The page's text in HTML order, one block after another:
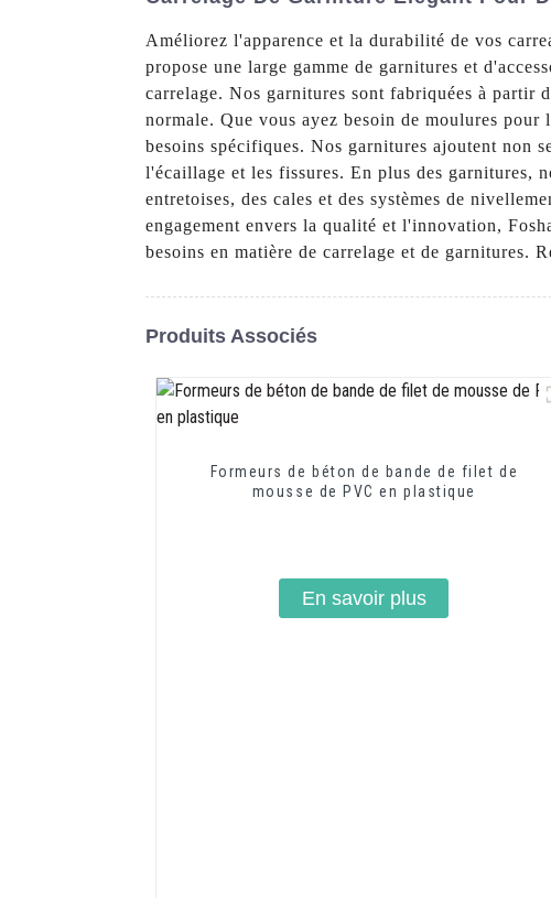
Améliorez l'apparence et la durabilité de vos
propose une large gamme de garnitures et
carrelage. Nos garnitures sont fabriquées à partir
normale. Que vous ayez besoin de moulures
besoins spécifiques. Nos garnitures ajoutent non
l'écaillage et les fissures. En plus des garnitures,
entretoises, des cales et des systèmes de
engagement envers la qualité et l'innovation,
besoins en matière de carrelage et de garnitures.
Produits Associés
Formeurs de béton de bande de filet de
mousse de PVC en plastique
En savoir plus